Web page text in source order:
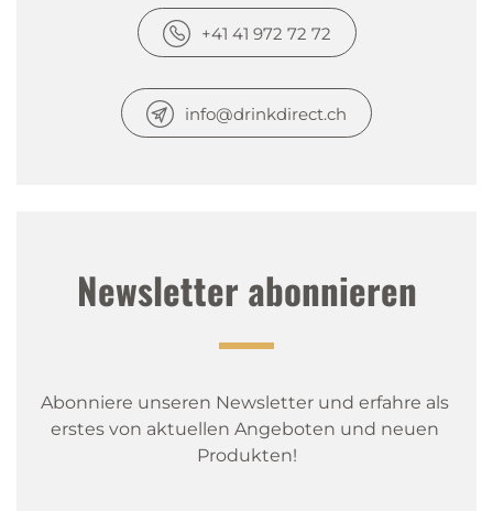
+41 41 972 72 72
info@drinkdirect.ch
Newsletter abonnieren
Abonniere unseren Newsletter und erfahre als
erstes von aktuellen Angeboten und neuen
Produkten!